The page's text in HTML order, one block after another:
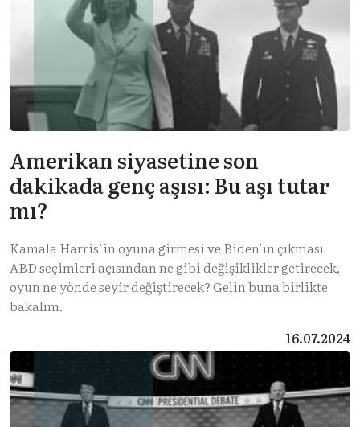
Amerikan siyasetine son
dakikada genç aşısı: Bu aşı tutar
mı?
Kamala Harris’in oyuna girmesi ve Biden’ın çıkması
ABD seçimleri açısından ne gibi değişiklikler getirecek,
oyun ne yönde seyir değiştirecek? Gelin buna birlikte
bakalım.
16.07.2024